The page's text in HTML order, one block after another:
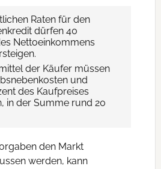
Raten für den
dürfen 40
Nettoeinkommens
der Käufer müssen
und
des Kaufpreises
in der Summe rund 20
den Markt
werden, kann